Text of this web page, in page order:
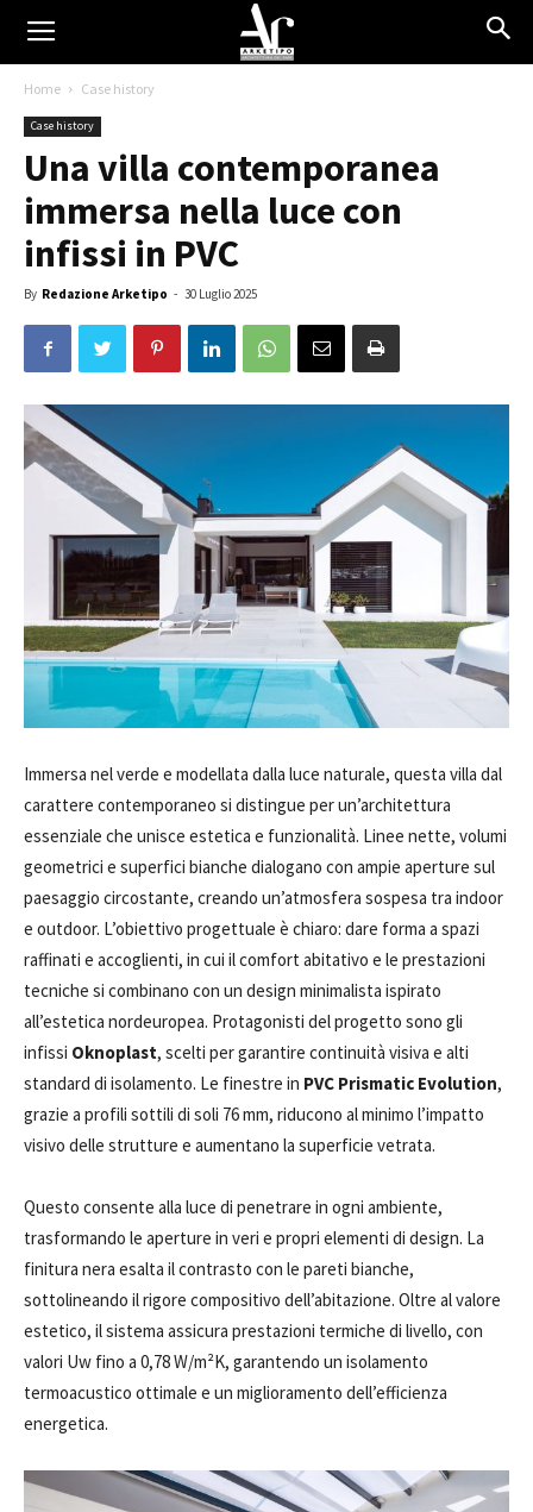
Home Case history
Case history
Una villa contemporanea
immersa nella luce con
infissi in PVC
By Redazione Arketipo - 30 Luglio 2025
Immersa nel verde e modellata dalla luce naturale, questa villa dal
carattere contemporaneo si distingue per un’architettura
essenziale che unisce estetica e funzionalità. Linee nette, volumi
geometrici e superfici bianche dialogano con ampie aperture sul
paesaggio circostante, creando un’atmosfera sospesa tra indoor
e outdoor. L’obiettivo progettuale è chiaro: dare forma a spazi
raffinati e accoglienti, in cui il comfort abitativo e le prestazioni
tecniche si combinano con un design minimalista ispirato
all’estetica nordeuropea. Protagonisti del progetto sono gli
infissi Oknoplast, scelti per garantire continuità visiva e alti
standard di isolamento. Le finestre in PVC Prismatic Evolution,
grazie a profili sottili di soli 76 mm, riducono al minimo l’impatto
visivo delle strutture e aumentano la superficie vetrata.
Questo consente alla luce di penetrare in ogni ambiente,
trasformando le aperture in veri e propri elementi di design. La
finitura nera esalta il contrasto con le pareti bianche,
sottolineando il rigore compositivo dell’abitazione. Oltre al valore
estetico, il sistema assicura prestazioni termiche di livello, con
valori Uw fino a 0,78 W/m²K, garantendo un isolamento
termoacustico ottimale e un miglioramento dell’efficienza
energetica.